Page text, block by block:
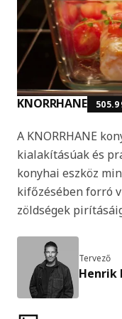
KNORRHANE
A KNORRHANE
kialakításúak és
konyhai eszköz
kifőzésében forró
zöldségek
Tervező
Henrik